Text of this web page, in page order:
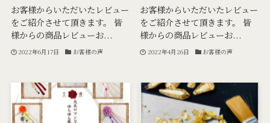
お客様からいただいたレビュー
をご紹介させて頂きます。 皆
様からの商品レビューお...
2022年6月17日 お客様の声
お客様からいただいたレビュー
をご紹介させて頂きます。 皆
様からの商品レビューお...
2022年4月26日 お客様の声